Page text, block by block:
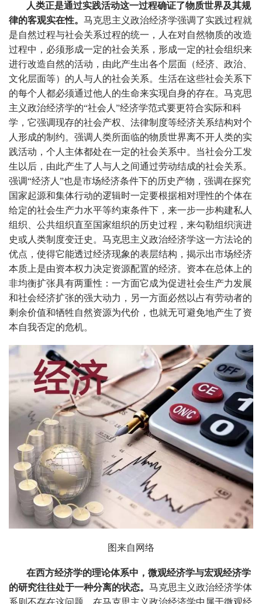
人类正是通过实践活动这一过程确证了物质世界及其规
律的客观实在性。 马克思主义政治经济学强调了实践过程就
是自然过程与社会关系过程的统一，人在对自然物质的改造
过程中，必须形成一定的社会关系，形成一定的社会组织来
进行改造自然的活动，由此产生出各个层面（经济、政治、
文化层面等）的人与人的社会关系。生活在这些社会关系下
的每个人都必须通过他人的生命来实现自身的存在。马克思
主义政治经济学的“社会人”经济学范式要更符合实际和科
学，它强调现存的社会产权、法律制度等经济关系结构对个
人形成的制约。强调人类所面临的物质世界离不开人类的实
践活动，个人主体都处在一定的社会关系中。当社会分工发
生以后，由此产生了人与人之间通过劳动结成的社会关系。
强调“经济人”也是市场经济条件下的历史产物，强调在探究
国家起源和集体行动的逻辑时一定要根据相对理性的个体在
给定的社会生产力水平等约束条件下，来一步一步构建私人
组织、公共组织直至国家组织的历史过程，来勾勒组织演进
史或人类制度变迁史。马克思主义政治经济学这一方法论的
优点，使得它能透过经济现象的表层结构，揭示出市场经济
本质上是由资本权力决定资源配置的经济。资本在总体上的
非均衡扩张具有两重性：一方面它成为促进社会生产力发展
和社会经济扩张的强大动力，另一方面必然以占有劳动者的
剩余价值和牺牲自然资源为代价，也就无可避免地产生了资
本自我否定的危机。
图来自网络
在西方经济学的理论体系中，微观经济学与宏观经济学
的研究往往处于一种分离的状态。 马克思主义政治经济学体
系则不存在这问题。在马克思主义政治经济学中属于微观经